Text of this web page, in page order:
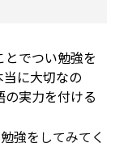
でつい勉強を
に大切なの
実力を付ける
強をしてみてく